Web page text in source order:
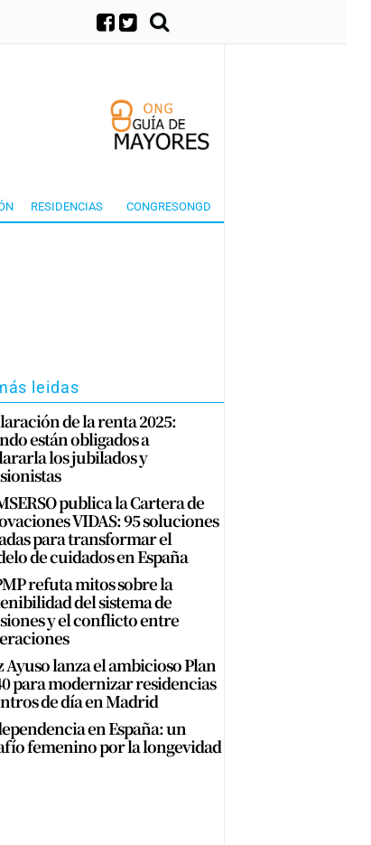
RESIDENCIAS CONGRESONGD
leidas
de la renta 2025:
están obligados a
los jubilados y
publica la Cartera de
VIDAS: 95 soluciones
para transformar el
de cuidados en España
refuta mitos sobre la
del sistema de
y el conflicto entre
Ayuso lanza el ambicioso Plan
para modernizar residencias
de día en Madrid
en España: un
femenino por la longevidad